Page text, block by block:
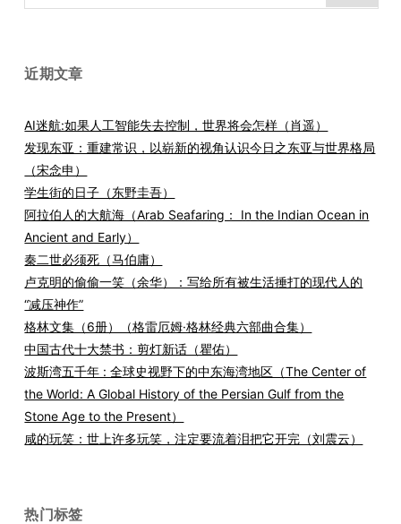
索：
近期文章
AI迷航:如果人工智能失去控制，世界将会怎样（肖遥）
发现东亚：重建常识，以崭新的视角认识今日之东亚与世界格局
（宋念申）
学生街的日子（东野圭吾）
阿拉伯人的大航海（Arab Seafaring： In the Indian Ocean in
Ancient and Early）
秦二世必须死（马伯庸）
卢克明的偷偷一笑（余华）：写给所有被生活捶打的现代人的
“减压神作”
格林文集（6册）（格雷厄姆·格林经典六部曲合集）
中国古代十大禁书：剪灯新话（瞿佑）
波斯湾五千年 : 全球史视野下的中东海湾地区（The Center of
the World: A Global History of the Persian Gulf from the
Stone Age to the Present）
咸的玩笑：世上许多玩笑，注定要流着泪把它开完（刘震云）
热门标签